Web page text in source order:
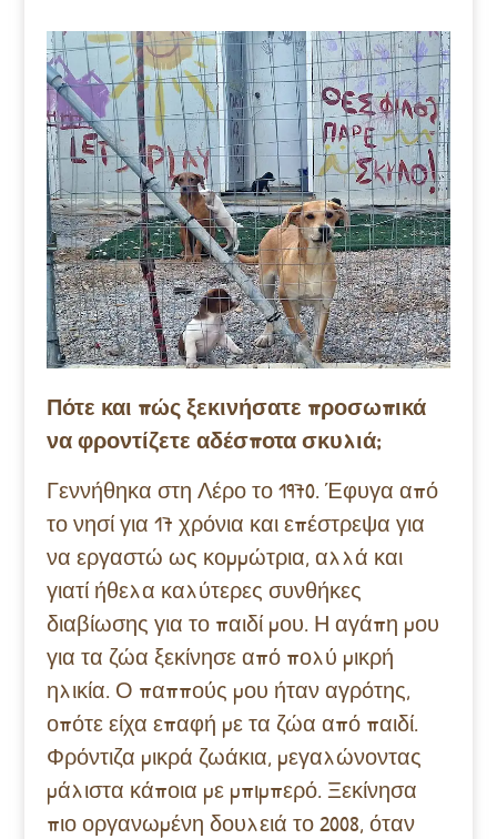
Πότε και πώς ξεκινήσατε προσωπικά
να φροντίζετε αδέσποτα σκυλιά;
Γεννήθηκα στη Λέρο το 1970. Έφυγα από
το νησί για 17 χρόνια και επέστρεψα για
να εργαστώ ως κομμώτρια, αλλά και
γιατί ήθελα καλύτερες συνθήκες
διαβίωσης για το παιδί μου. Η αγάπη μου
για τα ζώα ξεκίνησε από πολύ μικρή
ηλικία. Ο παππούς μου ήταν αγρότης,
οπότε είχα επαφή με τα ζώα από παιδί.
Φρόντιζα μικρά ζωάκια, μεγαλώνοντας
μάλιστα κάποια με μπιμπερό.Ξεκίνησα
πιο οργανωμένη δουλειά το 2008, όταν